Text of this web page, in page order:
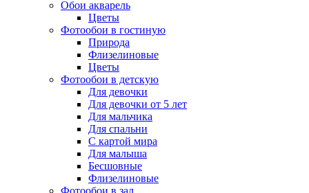
Обои акварель
Цветы
Фотообои в гостиную
Природа
Флизелиновые
Цветы
Фотообои в детскую
Для девочки
Для девочки от 5 лет
Для мальчика
Для спальни
С картой мира
Для малыша
Бесшовные
Флизелиновые